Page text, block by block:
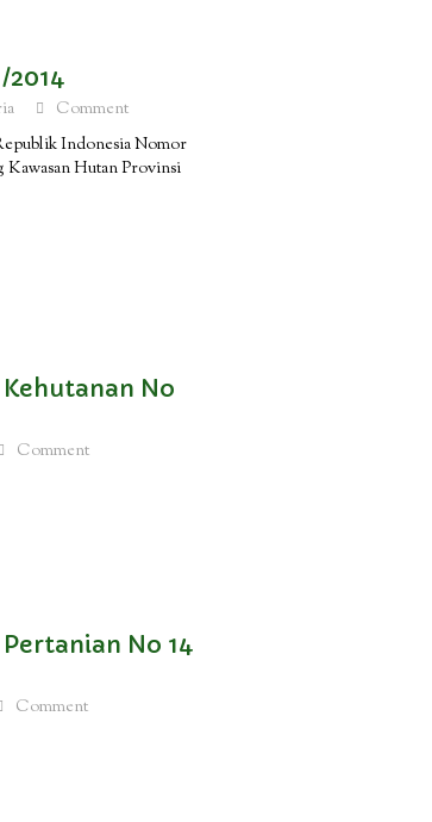
2014
Comment
Indonesia Nomor
Hutan Provinsi
No
Comment
No 14
Comment